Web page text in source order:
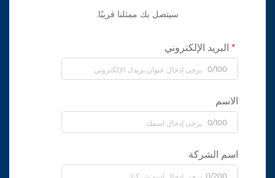
سيتصل بك ممثلنا قريبًا.
البريد الإلكتروني
0/100
الاسم
0/100
اسم الشركة
0/200